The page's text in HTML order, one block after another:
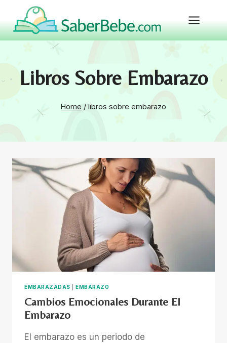
content
Libros Sobre Embarazo
Home / libros sobre embarazo
EMBARAZADAS EMBARAZO
Cambios Emocionales Durante El
Embarazo
El embarazo es un periodo de